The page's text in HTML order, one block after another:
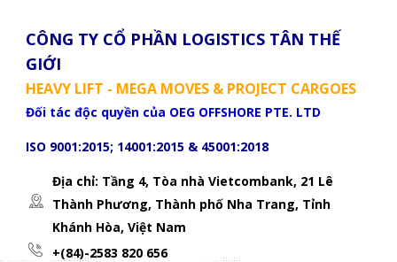
CÔNG TY CỔ PHẦN LOGISTICS TÂN THẾ
GIỚI
HEAVY LIFT - MEGA MOVES & PROJECT CARGOES
Đối tác độc quyền của OEG OFFSHORE PTE. LTD
ISO 9001:2015; 14001:2015 & 45001:2018
Địa chỉ: Tầng 4, Tòa nhà Vietcombank, 21 Lê
Thành Phương, Thành phố Nha Trang, Tỉnh
Khánh Hòa, Việt Nam
+(84)-2583 820 656